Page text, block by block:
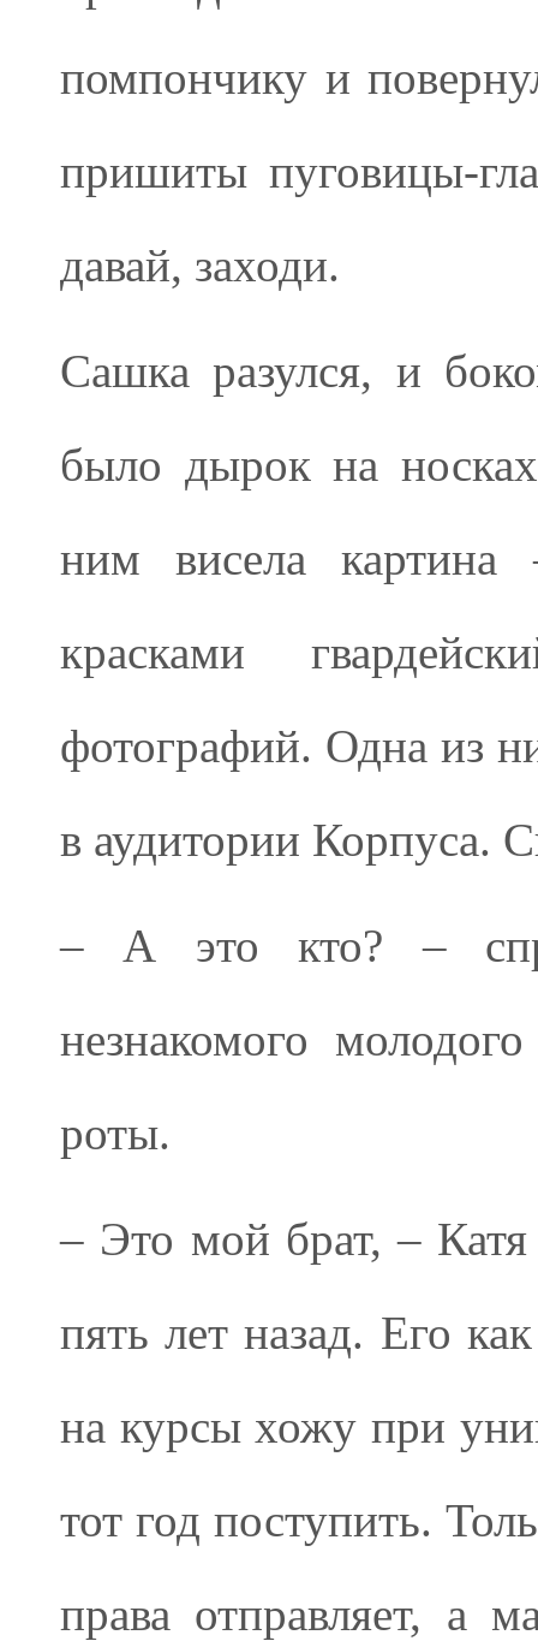
помпончику и
пришиты пуговицы-
давай, заходи.
Сашка разулся, и
было дырок на
ним висела картина
красками
фотографий. Одна из
в аудитории Корпуса.
– А это кто? –
незнакомого
роты.
– Это мой брат, – Катя
пять лет назад. Его
на курсы хожу при
тот год поступить.
права отправляет, а